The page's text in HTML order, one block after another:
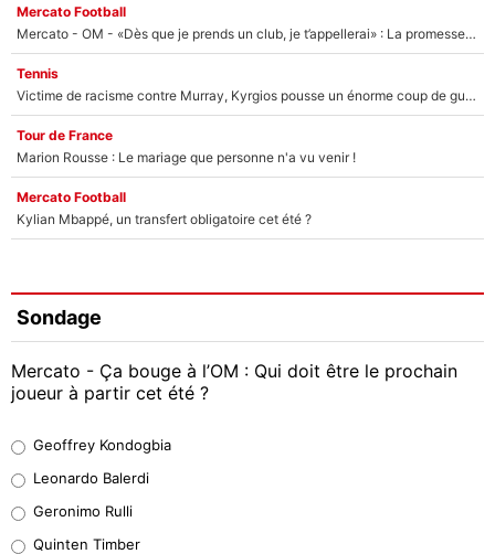
Mercato Football
Mercato - OM - «Dès que je prends un club, je t’appellerai» : La promesse de Marcelino au moment de claquer la porte
Tennis
Victime de racisme contre Murray, Kyrgios pousse un énorme coup de gueule !
Tour de France
Marion Rousse : Le mariage que personne n'a vu venir !
Mercato Football
Kylian Mbappé, un transfert obligatoire cet été ?
Sondage
Mercato - Ça bouge à l’OM : Qui doit être le prochain
joueur à partir cet été ?
38%
32%
Geoffrey Kondogbia
Leonardo Balerdi
Geronimo Rulli
Quinten Timber